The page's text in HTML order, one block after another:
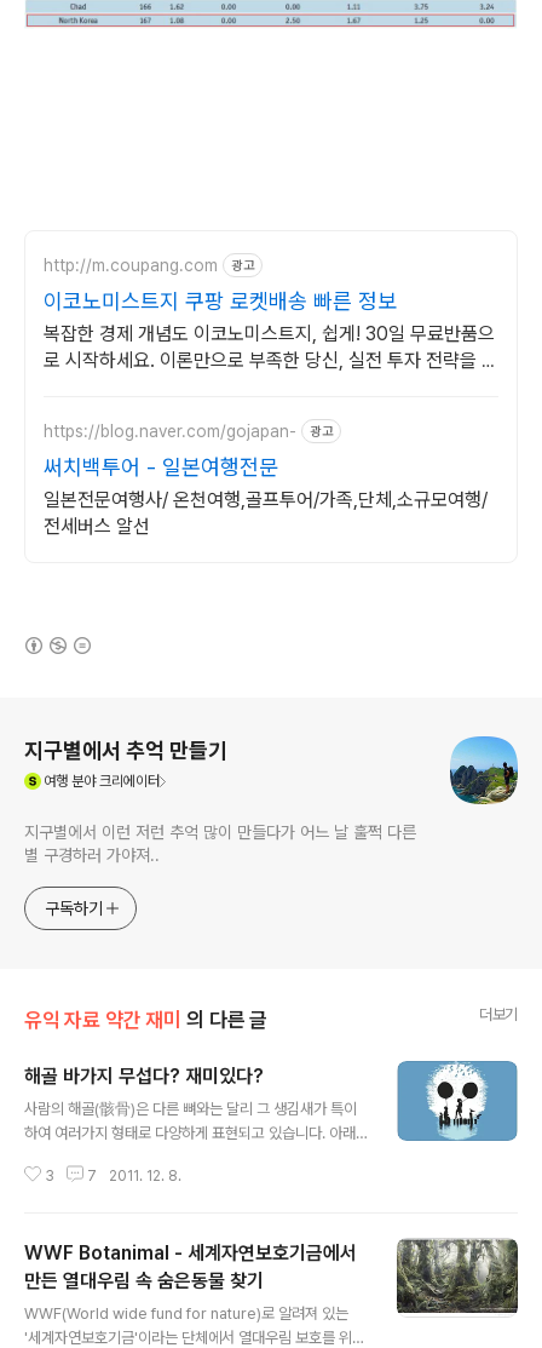
http://m.coupang.com 광고
이코노미스트지 쿠팡 로켓배송 빠른 정보
복잡한 경제 개념도 이코노미스트지, 쉽게! 30일 무료반품으
로 시작하세요. 이론만으로 부족한 당신, 실전 투자 전략을 쿠
https://blog.naver.com/gojapan- 광고
써치백투어 - 일본여행전문
일본전문여행사/ 온천여행,골프투어/가족,단체,소규모여행/
전세버스 알선
지구별에서 추억 만들기
여행분야 크리에이터
지구별에서 이런 저런 추억 많이 만들다가 어느 날 훌쩍 다른
별 구경하러 가야져..
구독하기
유익 자료 약간 재미 의 다른 글 더보기
해골 바가지 무섭다? 재미있다?
사람의 해골(骸骨)은 다른 뼈와는 달리 그 생김새가 특이
하여 여러가지 형태로 다양하게 표현되고 있습니다. 아래
데요. 괴기와 공포스러운 장면에 자주 등장하는 해골 바가
같습니다.
3 7 2011. 12. 8.
WWF Botanimal - 세계자연보호기금에서
만든 열대우림 속 숨은동물 찾기
WWF(World wide fund for nature)로 알려져 있는
'세계자연보호기금'이라는 단체에서 열대우림 보호를 위한